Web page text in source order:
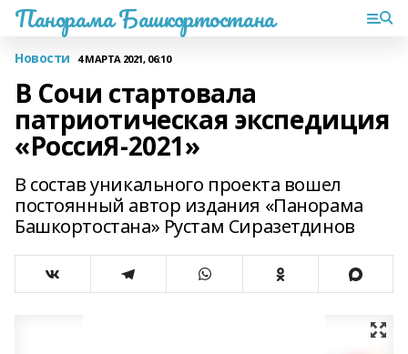
Панорама Башкортостана
Новости 4 МАРТА 2021, 06:10
В Сочи стартовала
патриотическая экспедиция
«РоссиЯ-2021»
В состав уникального проекта вошел
постоянный автор издания «Панорама
Башкортостана» Рустам Сиразетдинов